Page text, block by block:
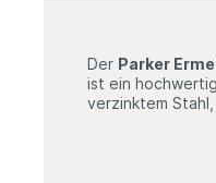
Der Parker
ist ein
verzinktem